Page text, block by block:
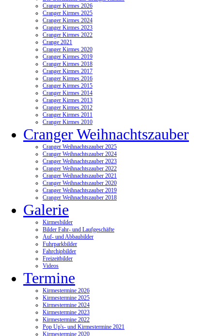
Cranger Kirmes 2026
Cranger Kirmes 2025
Cranger Kirmes 2024
Cranger Kirmes 2023
Cranger Kirmes 2022
Crange 2021
Cranger Kirmes 2020
Cranger Kirmes 2019
Cranger Kirmes 2018
Cranger Kirmes 2017
Cranger Kirmes 2016
Cranger Kirmes 2015
Cranger Kirmes 2014
Cranger Kirmes 2013
Cranger Kirmes 2012
Cranger Kirmes 2011
Cranger Kirmes 2010
Cranger Weihnachtszauber
Cranger Weihnachtszauber 2025
Cranger Weihnachtszauber 2024
Cranger Weihnachtszauber 2023
Cranger Weihnachtszauber 2022
Cranger Weihnachtszauber 2021
Cranger Weihnachtszauber 2020
Cranger Weihnachtszauber 2019
Cranger Weihnachtszauber 2018
Galerie
Kirmesbilder
Bilder Fahr- und Laufgeschäfte
Auf- und Abbaubilder
Fuhrparkbilder
Fahrchipbilder
Freizeitbilder
Videos
Termine
Kirmestermine 2026
Kirmestermine 2025
Kirmestermine 2024
Kirmestermine 2023
Kirmestermine 2022
Pop Up's- und Kirmestermine 2021
Kirmestermine 2020